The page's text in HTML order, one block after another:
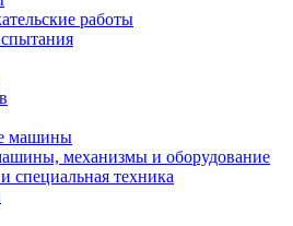
работы
машины
механизмы и оборудование
специальная техника